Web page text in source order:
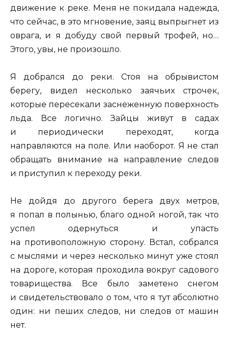
движение к реке. Меня не покидала надежда,
что сейчас, в это мгновение, заяц выпрыгнет из
оврага, и я добуду свой первый трофей, но…
Этого, увы, не произошло.
Я добрался до реки. Стоя на обрывистом
берегу, видел несколько заячьих строчек,
которые пересекали заснеженную поверхность
льда. Все логично. Зайцы живут в садах
и периодически переходят, когда
направляются на поле. Или наоборот. Я не стал
обращать внимание на направление следов
и приступил к переходу реки.
Не дойдя до другого берега двух метров,
я попал в полынью, благо одной ногой, так что
успел одернуться и упасть
на противоположную сторону. Встал, собрался
с мыслями и через несколько минут уже стоял
на дороге, которая проходила вокруг садового
товарищества. Все было заметено снегом
и свидетельствовало о том, что я тут абсолютно
один: ни пеших следов, ни следов от машин
нет.